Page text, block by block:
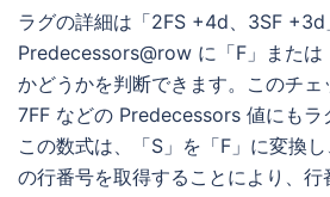
ラグの詳細は「2FS +4d、3SF +3d
Predecessors@row に「F」または
かどうかを判断できます。このチ
7FF などの Predecessors 値にもラ
この数式は、「S」を「F」に変換
の行番号を取得することにより、